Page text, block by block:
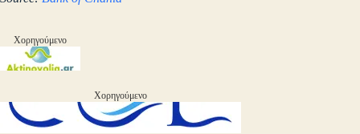
Χορηγούμενο
Χορηγούμενο